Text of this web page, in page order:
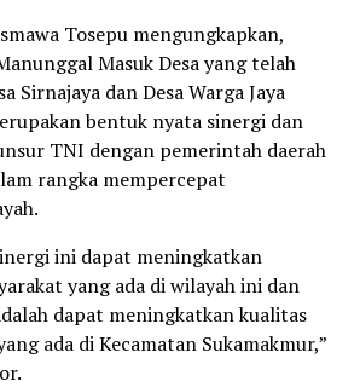
Tosepu mengungkapkan,
Masuk Desa yang telah
Sirnajaya dan Desa Warga Jaya
bentuk nyata sinergi dan
TNI dengan pemerintah daerah
rangka mempercepat
ini dapat meningkatkan
yang ada di wilayah ini dan
dapat meningkatkan kualitas
ada di Kecamatan Sukamakmur,”